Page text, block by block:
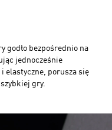
godło bezpośrednio na
jednocześnie
elastyczne, porusza się
gry.